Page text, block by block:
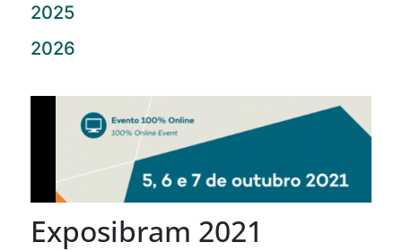
2025
2026
Exposibram 2021